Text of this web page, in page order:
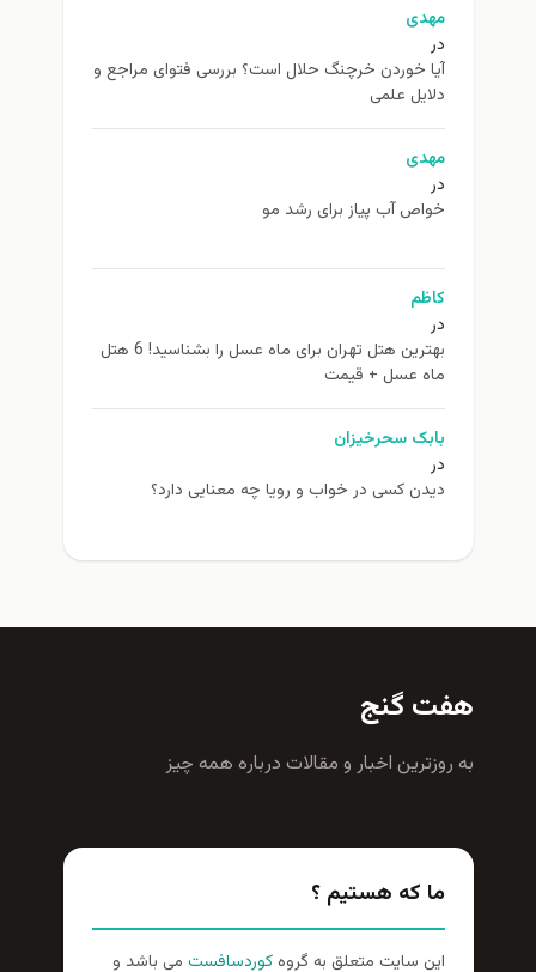
مهدی
در
آیا خوردن خرچنگ حلال است؟ بررسی فتوای مراجع و
دلایل علمی
مهدی
در
خواص آب پیاز برای رشد مو
کاظم
در
بهترین هتل تهران برای ماه عسل را بشناسید! 6 هتل
ماه عسل + قیمت
بابک سحرخیزان
در
دیدن کسی در خواب و رویا چه معنایی دارد؟
هفت گنج
به روزترين اخبار و مقالات درباره همه چيز
ما که هستیم ؟
این سایت متعلق به گروهکوردسافست می باشد و